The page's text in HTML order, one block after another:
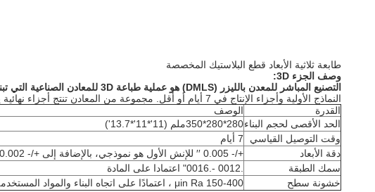
طابعة ثلاثية الأبعاد قطع البلاستيك المخصصة
وصف الجزء 3D:
التصنيع المباشر للمعدن بالليزر (DMLS) هو عملية طباعة 3D للمعادن الصناعية التي تبني المعدن الوظيفي بالكامل
النماذج الأولية وأجزاء الإنتاج في 7 أيام أو أقل. مجموعة من المعادن تنتج أجزاء نهائية يمكن استخدامها للتطبيقات النهائية.
القدرة
الوصف
الحد الأقصى لحجم البناء280*280*350ملم (11'*11'*13.7')
وقت التوصيل القياسي
7 أيام
دقة الأبعاد
+/- 0.005 ′′ للإنش الأول هو نموذجي، بالإضافة إلى +/- 0.002 ′′ لكل إنش بعد ذلك
سمك الطبقة
خشونة سطح
150-400 μin Ra ، اعتمادًا على اتجاه البناء والمواد المستخدمة في البناء